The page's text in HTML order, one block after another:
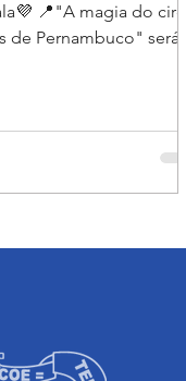
do circo
de Pernambuco" será o